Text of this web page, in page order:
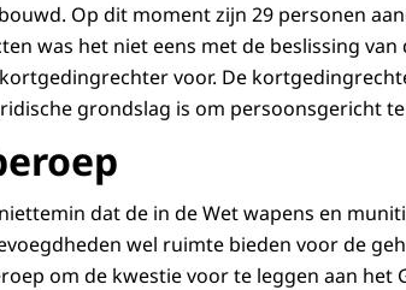
Op dit moment zijn 29 personen
was het niet eens met de beslissing
voor. De
grondslag is om persoonsgericht
dat de in de Wet wapens en
wel ruimte bieden voor de
om de kwestie voor te leggen aan het